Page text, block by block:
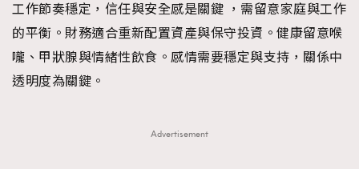
工作節奏穩定，信任與安全感是關鍵 ，需留意家庭與工作
的平衡。財務適合重新配置資產與保守投資。健康留意喉
嚨、甲狀腺與情緒性飲食。感情需要穩定與支持，關係中
透明度為關鍵。
Advertisement